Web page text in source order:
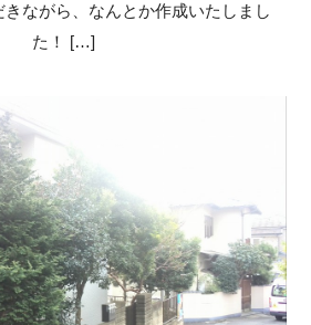
ながら、なんとか作成いたしまし
た！ […]